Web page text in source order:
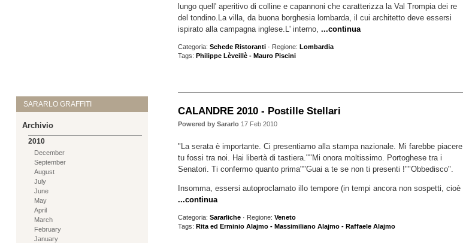
SARARLO GRAFFITI
Archivio
2010
December
September
August
July
June
May
April
March
February
January
lungo quell' aperitivo di colline e capannoni che caratterizza la Val Trompia dei re
del tondino.La villa, da buona borghesia lombarda, il cui architetto deve essersi
ispirato alla campagna inglese.L' interno, ...continua
Categoria: Schede Ristoranti· Regione: Lombardia
Tags: Philippe Lèveillè - Mauro Piscini
CALANDRE 2010 - Postille Stellari
Powered by Sararlo17 Feb 2010
"La serata è importante. Ci presentiamo alla stampa nazionale. Mi farebbe piacere
tu fossi tra noi. Hai libertà di tastiera.""Mi onora moltissimo. Portoghese tra i
Senatori. Ti confermo quanto prima""Guai a te se non ti presenti !""Obbedisco".
Insomma, essersi autoproclamato illo tempore (in tempi ancora non sospetti, cioè
...continua
Categoria: Sararliche· Regione: Veneto
Tags: Rita ed Erminio Alajmo - Massimiliano Alajmo - Raffaele Alajmo